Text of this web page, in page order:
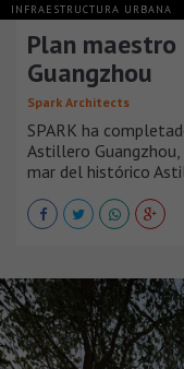
INFRAESTRUCTURA URBANA
Plan
Guangzhou
Spark Architects
SPARK ha
Astillero
mar del histórico